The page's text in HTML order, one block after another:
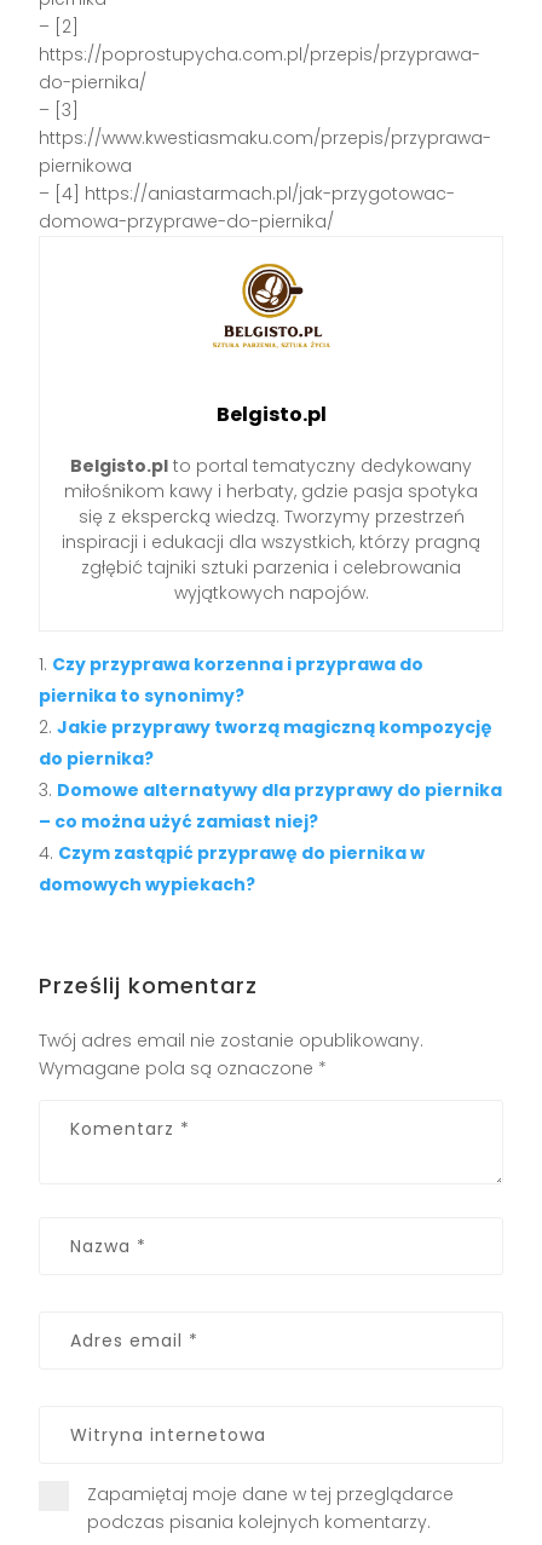
– [2]
https://poprostupycha.com.pl/przepis/przyprawa-
do-piernika/
– [3]
https://www.kwestiasmaku.com/przepis/przyprawa-
piernikowa
– [4] https://aniastarmach.pl/jak-przygotowac-
domowa-przyprawe-do-piernika/
Belgisto.pl
Belgisto.pl to portal tematyczny dedykowany
miłośnikom kawy i herbaty, gdzie pasja spotyka
się z ekspercką wiedzą. Tworzymy przestrzeń
inspiracji i edukacji dla wszystkich, którzy pragną
zgłębić tajniki sztuki parzenia i celebrowania
wyjątkowych napojów.
Czy przyprawa korzenna i przyprawa do
piernika to synonimy?
Jakie przyprawy tworzą magiczną kompozycję
do piernika?
Domowe alternatywy dla przyprawy do piernika
– co można użyć zamiast niej?
Czym zastąpić przyprawę do piernika w
domowych wypiekach?
Prześlij komentarz
Twój adres email nie zostanie opublikowany.
Wymagane pola są oznaczone *
Zapamiętaj moje dane w tej przeglądarce
podczas pisania kolejnych komentarzy.